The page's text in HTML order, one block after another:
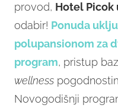
provod, Hotel
odabir! Ponuda
polupansionom za
program, pristup
wellness
Novogodišnji